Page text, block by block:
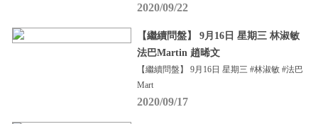
2020/09/22
【繼續問盤】 9月16日 星期三 林淑敏
法巴Martin 趙晞文
【繼續問盤】 9月16日 星期三 #林淑敏 #法巴
Mart
2020/09/17